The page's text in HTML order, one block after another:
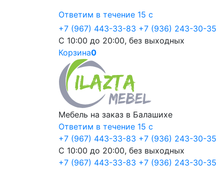
Ответим в течение 15 с
+7 (967) 443-33-83 +7 (936) 243-30-35
С 10:00 до 20:00, без выходных
Корзина0
Мебель на заказ в Балашихе
Ответим в течение 15 с
+7 (967) 443-33-83 +7 (936) 243-30-35
С 10:00 до 20:00, без выходных
+7 (967) 443-33-83 +7 (936) 243-30-35